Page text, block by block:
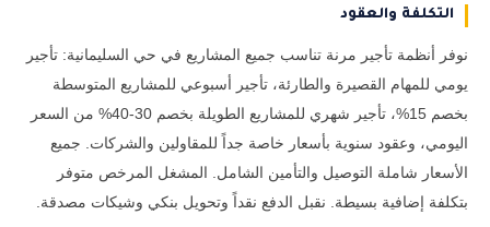
التكلفة والعقود
نوفر أنظمة تأجير مرنة تناسب جميع المشاريع في حي السليمانية: تأجير
يومي للمهام القصيرة والطارئة، تأجير أسبوعي للمشاريع المتوسطة
بخصم 15%، تأجير شهري للمشاريع الطويلة بخصم 30-40% من السعر
اليومي، وعقود سنوية بأسعار خاصة جداً للمقاولين والشركات. جميع
الأسعار شاملة التوصيل والتأمين الشامل. المشغل المرخص متوفر
بتكلفة إضافية بسيطة. نقبل الدفع نقداً وتحويل بنكي وشيكات مصدقة.